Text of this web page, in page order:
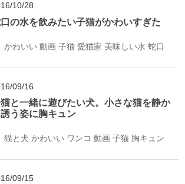
10/28
の水を飲みたい子猫がかわいすぎた
かわいい 動画 子猫 愛猫家 美味しい水 蛇口
09/16
と一緒に遊びたい犬。小さな猫を静か
う姿に胸キュン
猫と犬 かわいい ワンコ 動画 子猫 胸キュン
09/15